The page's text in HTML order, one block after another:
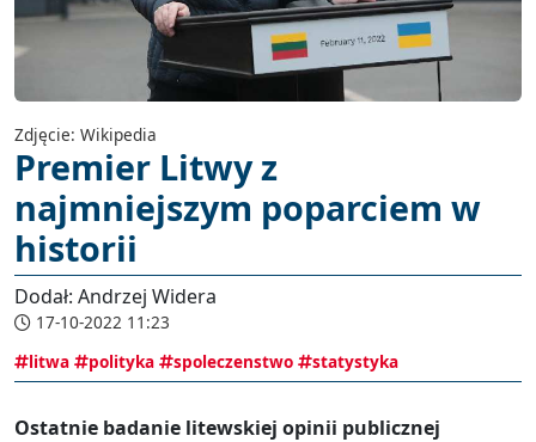
Zdjęcie: Wikipedia
Premier Litwy z
najmniejszym poparciem w
historii
Dodał: Andrzej Widera
17-10-2022 11:23
litwa
polityka spoleczenstwo statystyka
Ostatnie badanie litewskiej opinii publicznej